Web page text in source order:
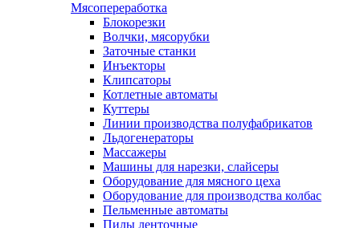
Мясопереработка
Блокорезки
Волчки, мясорубки
Заточные станки
Инъекторы
Клипсаторы
Котлетные автоматы
Куттеры
Линии производства полуфабрикатов
Льдогенераторы
Массажеры
Машины для нарезки, слайсеры
Оборудование для мясного цеха
Оборудование для производства колбас
Пельменные автоматы
Пилы ленточные